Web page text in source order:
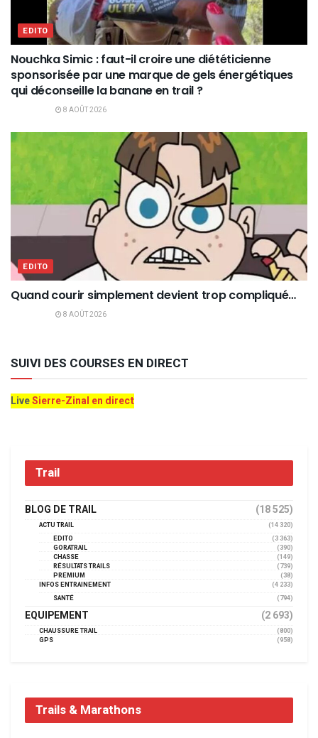
EDITO
Nouchka Simic : faut-il croire une diététicienne
sponsorisée par une marque de gels énergétiques
qui déconseille la banane en trail ?
8 AOÛT 2026
EDITO
Quand courir simplement devient trop compliqué…
8 AOÛT 2026
SUIVI DES COURSES EN DIRECT
LiveSierre-Zinal en direct
Trail
BLOG DE TRAIL (18 525)
ACTU TRAIL
(14 320)
EDITO
(3 363)
GORATRAIL
(390)
CHASSE
(149)
RÉSULTATS TRAILS
(739)
PREMIUM
(38)
INFOS ENTRAINEMENT
(4 233)
SANTÉ
(794)
EQUIPEMENT (2 693)
CHAUSSURE TRAIL
(800)
GPS
(958)
Trails & Marathons